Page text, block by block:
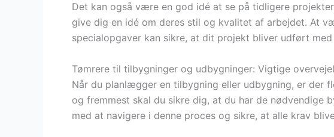
Det kan også være en god idé at se på tidligere
give dig en idé om deres stil og kvalitet af arbejdet. At
specialopgaver kan sikre, at dit projekt bliver udført
Tømrere til tilbygninger og udbygninger: Vigtige
Når du planlægger en tilbygning eller udbygning, er der
og fremmest skal du sikre dig, at du har de nødvendige
med at navigere i denne proces og sikre, at alle krav